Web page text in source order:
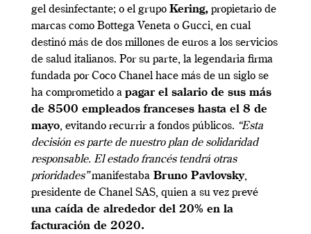
gel desinfectante; o el grupo Kering, propietario de
marcas como Bottega Veneta o Gucci, en cual
destinó más de dos millones de euros a los servicios
de salud italianos. Por su parte, la legendaria firma
fundada por Coco Chanel hace más de un siglo se
ha comprometido a pagar el salario de sus más
de 8500 empleados franceses hasta el 8 de
mayo, evitando recurrir a fondos públicos. “Esta
decisión es parte de nuestro plan de solidaridad
responsable. El estado francés tendrá otras
prioridades”manifestaba Bruno Pavlovsky,
presidente de Chanel SAS, quien a su vez prevé
una caída de alrededor del 20% en la
facturación de 2020.